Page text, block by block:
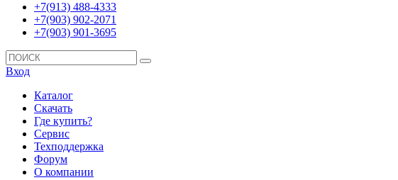
+7(913) 488-4333
+7(903) 902-2071
+7(903) 901-3695
Вход
Каталог
Скачать
Где купить?
Сервис
Техподдержка
Форум
О компании